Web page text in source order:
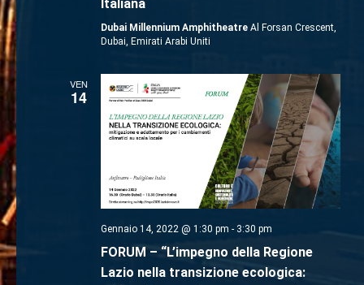
Italiana
Dubai Millennium Amphitheatre Al Forsan Crescent,
Dubai, Emirati Arabi Uniti
VEN
14
Gennaio 14, 2022 @ 1:30 pm - 3:30 pm
FORUM – “L’impegno della Regione
Lazio nella transizione ecologica: